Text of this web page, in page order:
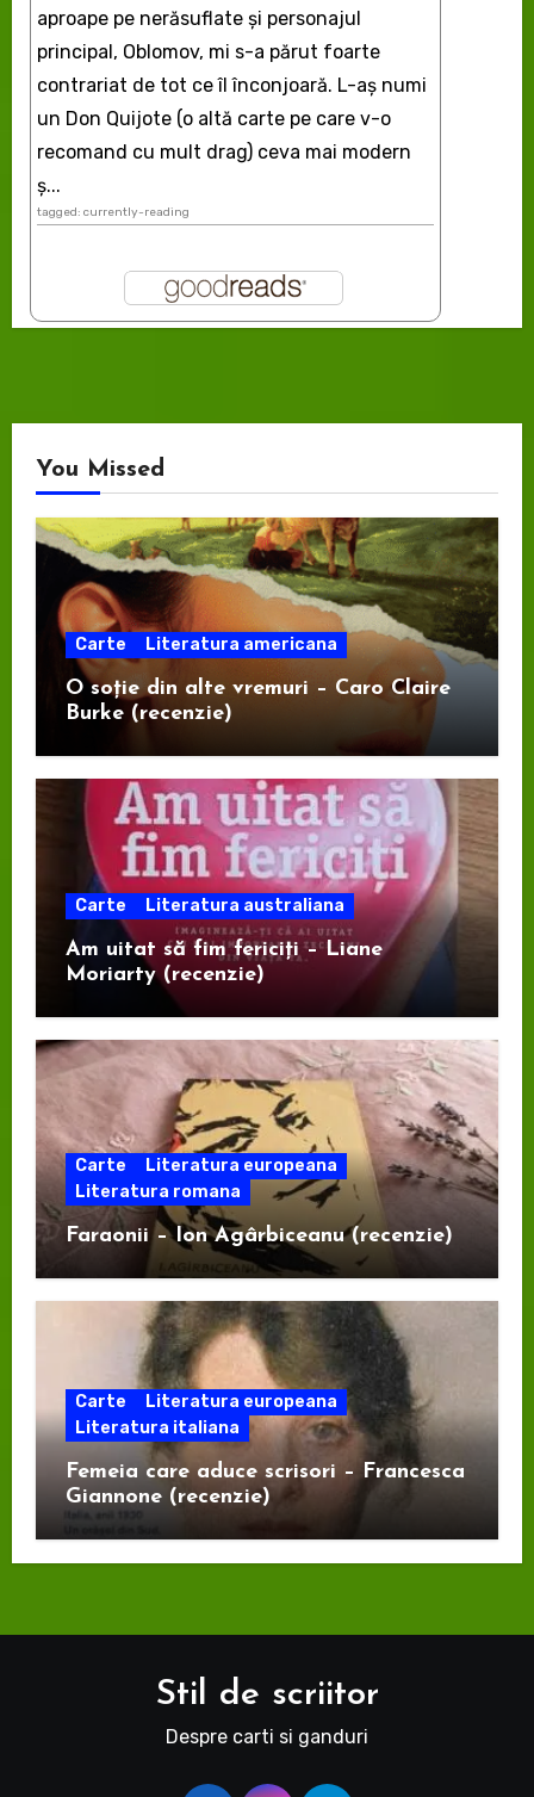
aproape pe nerăsuflate şi personajul
principal, Oblomov, mi s-a părut foarte
contrariat de tot ce îl înconjoară. L-aş numi
un Don Quijote (o altă carte pe care v-o
recomand cu mult drag) ceva mai modern
ș...
tagged: currently-reading
You Missed
Carte Literatura americana
O soție din alte vremuri – Caro Claire
Burke (recenzie)
Carte Literatura australiana
Am uitat să fim fericiți – Liane
Moriarty (recenzie)
Carte
Literatura europeana
Literatura romana
Faraonii – Ion Agârbiceanu (recenzie)
Carte
Literatura europeana
Literatura italiana
Femeia care aduce scrisori – Francesca
Giannone (recenzie)
Stil de scriitor
Despre carti si ganduri